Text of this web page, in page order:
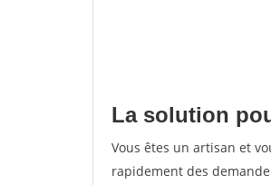
La solution
Vous êtes un artisan et
rapidement des